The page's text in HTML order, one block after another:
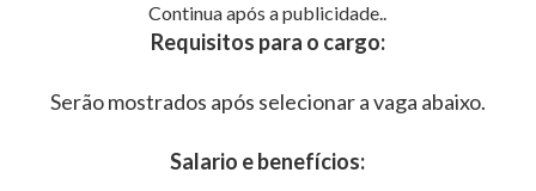
Continua após a publicidade..
Requisitos para o cargo:
Serão mostrados após selecionar a vaga abaixo.
Salario e benefícios: